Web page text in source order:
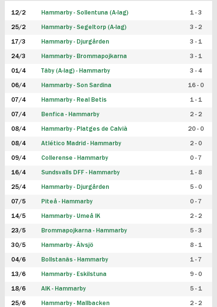
F19
FUTSAL HERR
FUTSAL DAM
12/2 Hammarby - Sollentuna (A-lag) 1 - 3
25/2 Hammarby - Segeltorp (A-lag) 3 - 2
17/3 Hammarby - Djurgården 3 - 1
24/3 Hammarby - Brommapojkarna 3 - 1
01/4 Täby (A-lag) - Hammarby 3 - 4
06/4 Hammarby - Son Sardina 16 - 0
07/4 Hammarby - Real Betis 1 - 1
07/4 Benfica - Hammarby 2 - 2
08/4 Hammarby - Platges de Calvià 20 - 0
08/4 Atlético Madrid - Hammarby 2 - 0
09/4 Collerense - Hammarby 0 - 7
16/4 Sundsvalls DFF - Hammarby 1 - 8
25/4 Hammarby - Djurgården 5 - 0
07/5 Piteå - Hammarby 0 - 7
14/5 Hammarby - Umeå IK 2 - 2
23/5 Brommapojkarna - Hammarby 5 - 3
30/5 Hammarby - Älvsjö 8 - 1
04/6 Bollstanäs - Hammarby 1 - 7
13/6 Hammarby - Eskilstuna 9 - 0
18/6 AIK - Hammarby 5 - 1
25/6 Hammarby - Mallbacken 2 - 2